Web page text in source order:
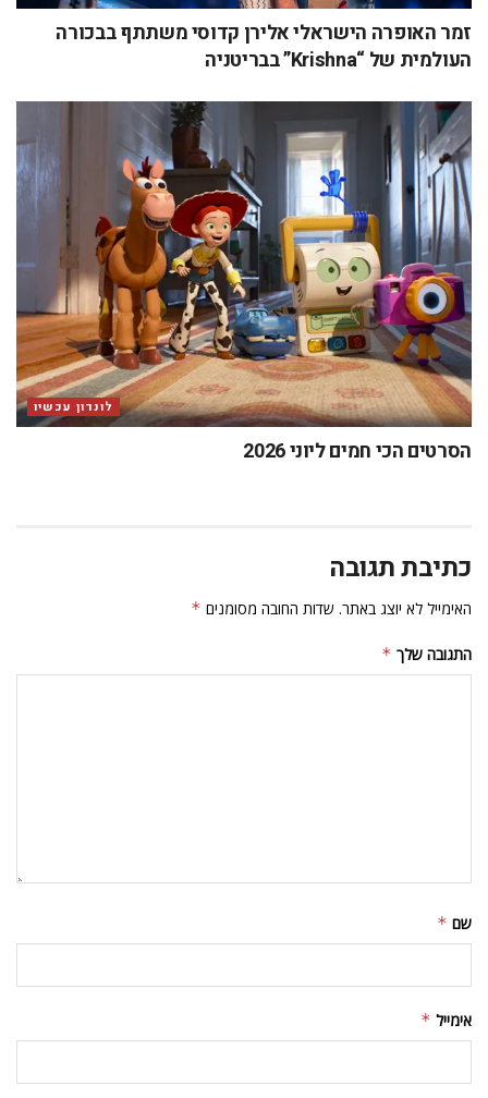
זמר האופרה הישראלי אלירן קדוסי משתתף בבכורה
העולמית של “Krishna” בבריטניה
לונדון עכשיו
הסרטים הכי חמים ליוני 2026
כתיבת תגובה
האימייל לא יוצג באתר. שדות החובה מסומנים *
התגובה שלך *
שם *
אימייל *